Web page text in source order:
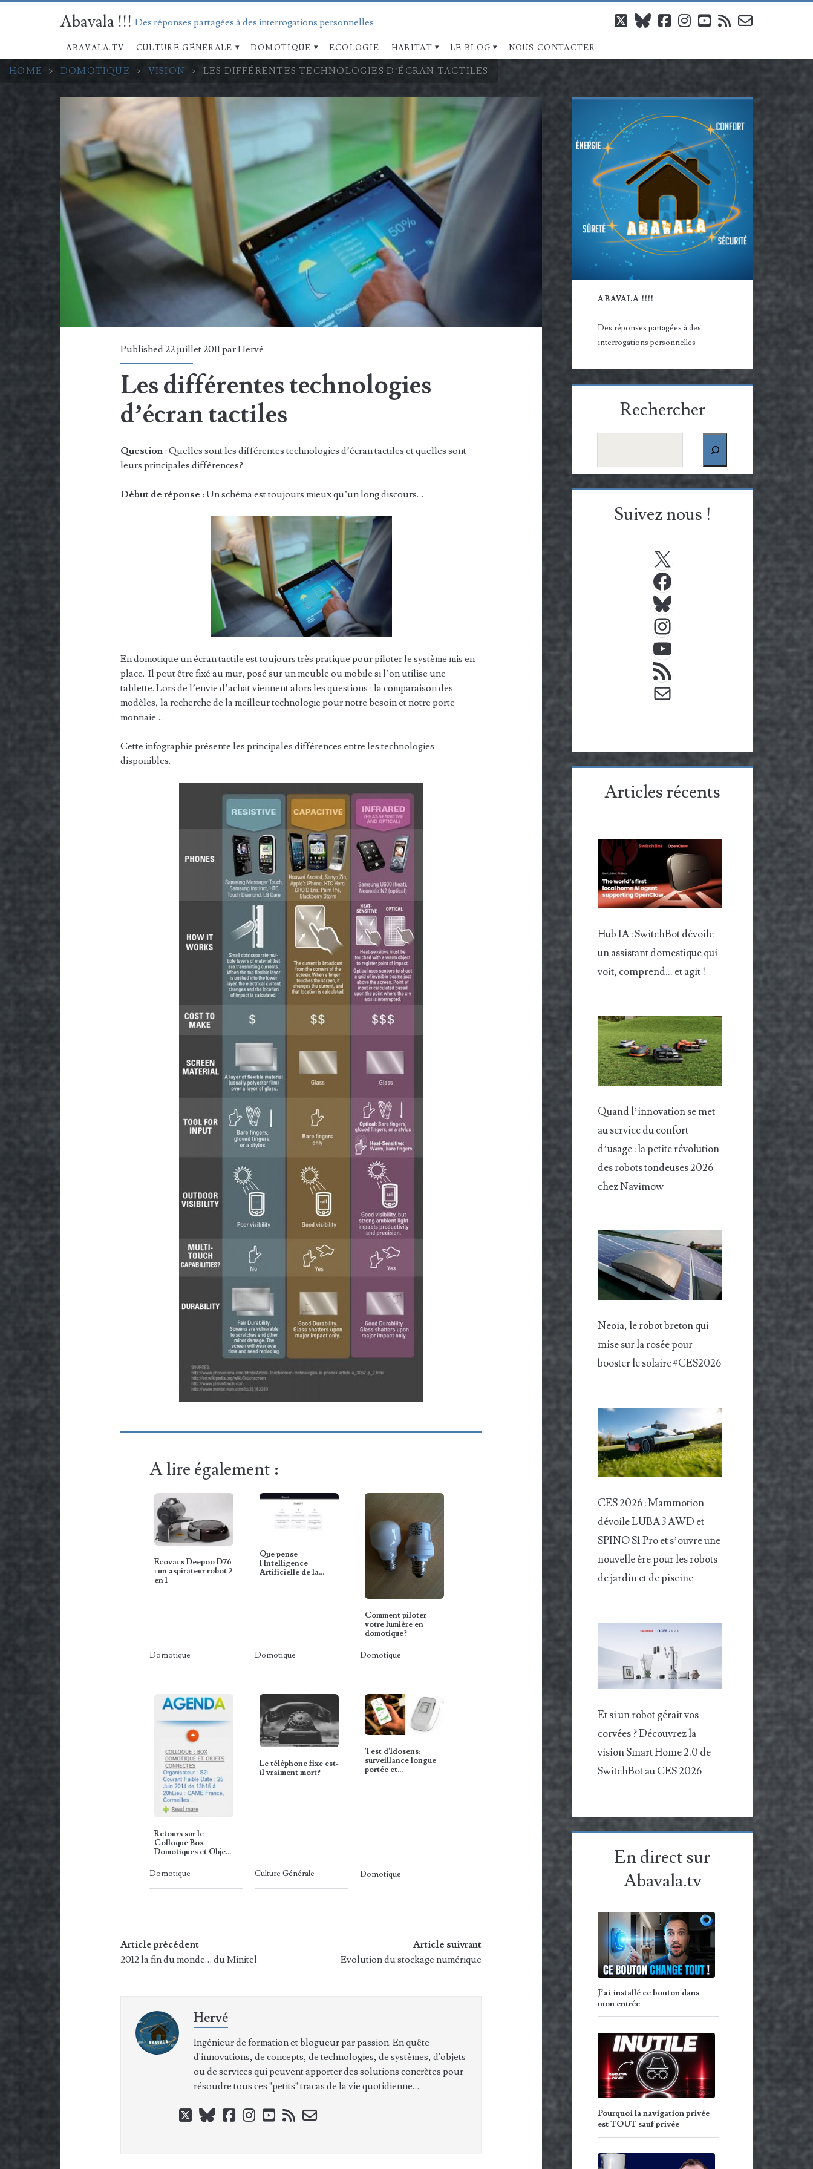
Abavala !!! Des réponses partagées à des interrogations personnelles
ABAVALA.TV CULTURE GÉNÉRALE DOMOTIQUE ECOLOGIE HABITAT LE BLOG NOUS CONTACTER
twitterblueskyfacebook
instagram
youtube
rss email-
HOME > DOMOTIQUE > VISION > LES DIFFÉRENTES TECHNOLOGIES D’ÉCRAN TACTILES
Published 22 juillet 2011 parHervé
Les différentes technologies
d’écran tactiles
Question : Quelles sont les différentes technologies d’écran tactiles et quelles sont
leurs principales différences?
Début de réponse : Un schéma est toujours mieux qu’un long discours…
En domotique un écran tactile est toujours très pratique pour piloter le système mis en
place. Il peut être fixé au mur, posé sur un meuble ou mobile si l’on utilise une
tablette. Lors de l’envie d’achat viennent alors les questions : la comparaison des
modèles, la recherche de la meilleur technologie pour notre besoin et notre porte
monnaie…
Cette infographie présente les principales différences entre les technologies
disponibles.
A lire également :
Ecovacs Deepoo D76
: un aspirateur robot 2
en 1
Domotique
Que pense
l'Intelligence
Artificielle de la
Domotique
Comment piloter
votre lumière en
domotique?
Domotique
Retours sur le
Colloque Box
Domotiques et Objets
Domotique
Le téléphone fixe est-
il vraiment mort?
Culture Générale
Test d'Idosens:
surveillance longue
portée et…
Domotique
Article précédent
2012 la fin du monde… du Minitel
Article suivrant
Evolution du stockage numérique
Hervé
Ingénieur de formation et blogueur par passion. En quête
d'innovations, de concepts, de technologies, de systèmes, d'objets
ou de services qui peuvent apporter des solutions concrètes pour
résoudre tous ces "petits" tracas de la vie quotidienne…
twitterblueskyfacebook
instagram
youtube
rss email-
Barre
latérale
principale
ABAVALA !!!!
Des réponses partagées à des
interrogations personnelles
Rechercher
Suivez nous !
Facebook
YouTube
Articles récents
Hub IA : SwitchBot dévoile
un assistant domestique qui
voit, comprend… et agit !
Quand l’innovation se met
au service du confort
d’usage : la petite révolution
des robots tondeuses 2026
chez Navimow
Neoia, le robot breton qui
mise sur la rosée pour
booster le solaire #CES2026
CES 2026 : Mammotion
dévoile LUBA 3 AWD et
SPINO S1 Pro et s’ouvre une
nouvelle ère pour les robots
de jardin et de piscine
Et si un robot gérait vos
corvées ? Découvrez la
vision Smart Home 2.0 de
SwitchBot au CES 2026
En direct sur
Abavala.tv
J’ai installé ce bouton dans
mon entrée
Pourquoi la navigation privée
est TOUT sauf privée